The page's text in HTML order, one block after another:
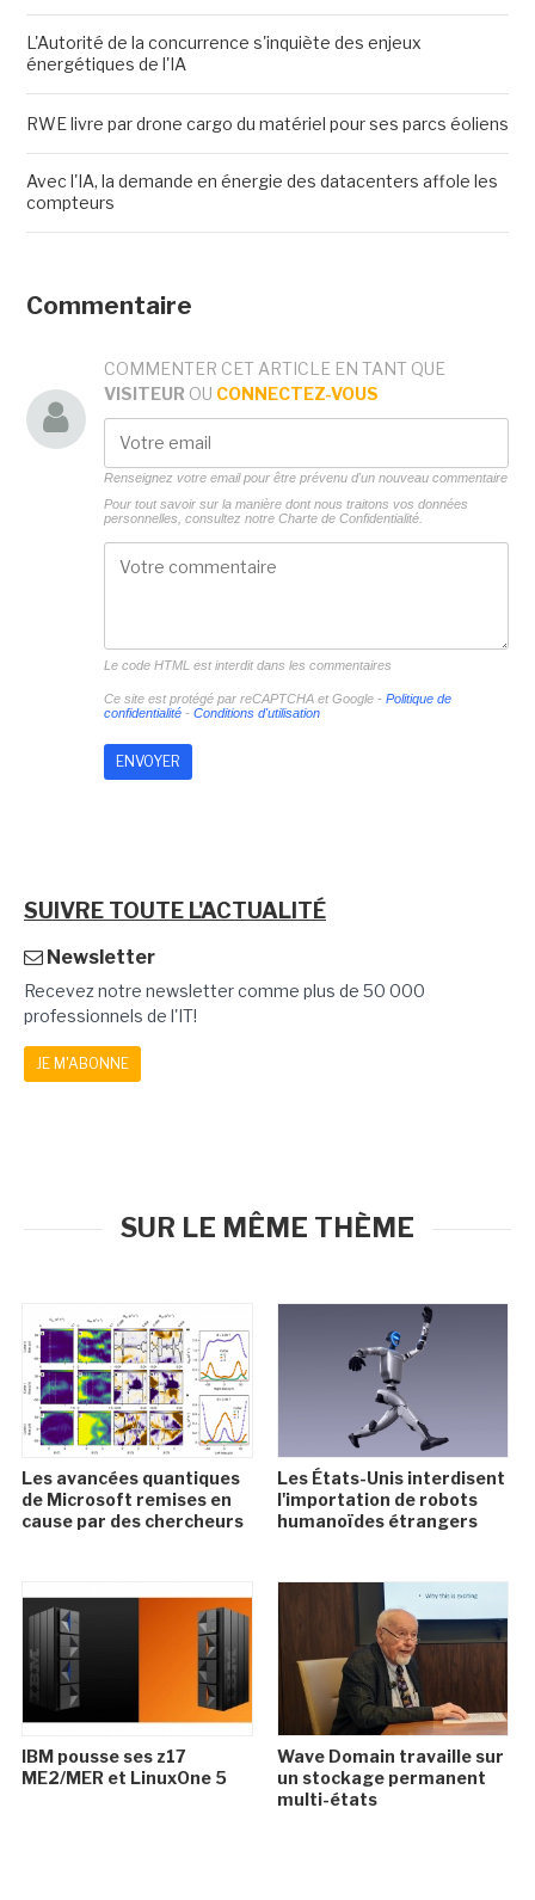
L'Autorité de la concurrence s'inquiète des enjeux
énergétiques de l'IA
RWE livre par drone cargo du matériel pour ses parcs éoliens
Avec l'IA, la demande en énergie des datacenters affole les
compteurs
Commentaire
COMMENTER CET ARTICLE EN TANT QUE
VISITEUR OU CONNECTEZ-VOUS
Renseignez votre email pour être prévenu d'un nouveau commentaire
Pour tout savoir sur la manière dont nous traitons vos données
personnelles, consultez notre Charte de Confidentialité.
Le code HTML est interdit dans les commentaires
Ce site est protégé par reCAPTCHA et Google - Politique de
confidentialité- Conditions d'utilisation
SUIVRE TOUTE L'ACTUALITÉ
Newsletter
Recevez notre newsletter comme plus de 50 000
professionnels de l'IT!
JE M'ABONNE
SUR LE MÊME THÈME
Les avancées quantiques
de Microsoft remises en
cause par des chercheurs
Les États-Unis interdisent
l'importation de robots
humanoïdes étrangers
IBM pousse ses z17
ME2/MER et LinuxOne 5
Wave Domain travaille sur
un stockage permanent
multi-états